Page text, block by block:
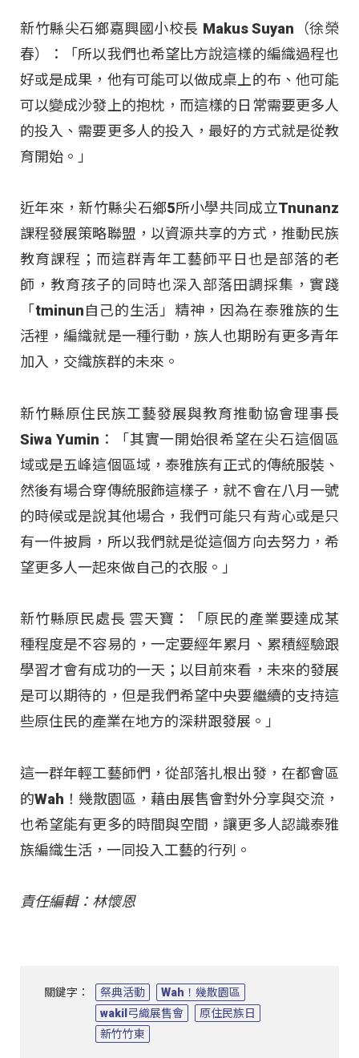
新竹縣尖石鄉嘉興國小校長 Makus Suyan（徐榮
春）：「所以我們也希望比方說這樣的編織過程也
好或是成果，他有可能可以做成桌上的布、他可能
可以變成沙發上的抱枕，而這樣的日常需要更多人
的投入、需要更多人的投入，最好的方式就是從教
育開始。」
近年來，新竹縣尖石鄉5所小學共同成立Tnunanz
課程發展策略聯盟，以資源共享的方式，推動民族
教育課程；而這群青年工藝師平日也是部落的老
師，教育孩子的同時也深入部落田調採集，實踐
「tminun自己的生活」精神，因為在泰雅族的生
活裡，編織就是一種行動，族人也期盼有更多青年
加入，交織族群的未來。
新竹縣原住民族工藝發展與教育推動協會理事長
Siwa Yumin：「其實一開始很希望在尖石這個區
域或是五峰這個區域，泰雅族有正式的傳統服裝、
然後有場合穿傳統服飾這樣子，就不會在八月一號
的時候或是說其他場合，我們可能只有背心或是只
有一件披肩，所以我們就是從這個方向去努力，希
望更多人一起來做自己的衣服。」
新竹縣原民處長 雲天寶：「原民的產業要達成某
種程度是不容易的，一定要經年累月、累積經驗跟
學習才會有成功的一天；以目前來看，未來的發展
是可以期待的，但是我們希望中央要繼續的支持這
些原住民的產業在地方的深耕跟發展。」
這一群年輕工藝師們，從部落扎根出發，在都會區
的Wah！幾散園區，藉由展售會對外分享與交流，
也希望能有更多的時間與空間，讓更多人認識泰雅
族編織生活，一同投入工藝的行列。
責任編輯：林懷恩
關鍵字： 祭典活動
Wah！幾散園區
wakil弓織展售會
原住民族日
新竹竹東